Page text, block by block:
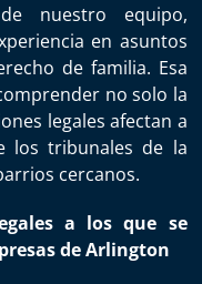
nuestro equipo,
en asuntos
de familia. Esa
no solo la
legales afectan a
los tribunales de la
cercanos.
a los que se
de Arlington